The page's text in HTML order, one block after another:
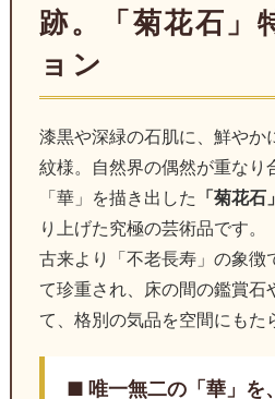
跡。「菊花石」
ョン
漆黒や深緑の石肌に、鮮やか
紋様。自然界の偶然が重なり
「華」を描き出した 「菊花石」
り上げた究極の芸術品です。
古来より「不老長寿」の象徴
て珍重され、床の間の鑑賞石
て、格別の気品を空間にもた
■ 唯一無二の「華」を